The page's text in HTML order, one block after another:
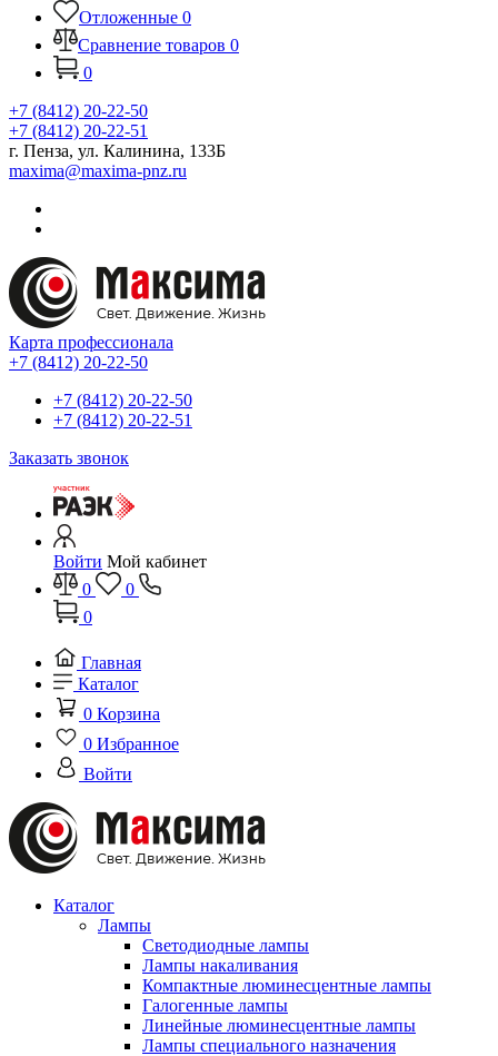
Отложенные 0
Сравнение товаров 0
0
+7 (8412) 20-22-50
+7 (8412) 20-22-51
г. Пенза, ул. Калинина, 133Б
maxima@maxima-pnz.ru
Карта профессионала
+7 (8412) 20-22-50
+7 (8412) 20-22-50
+7 (8412) 20-22-51
Заказать звонок
Войти Мой кабинет
0
0
0
Главная
Каталог
0 Корзина
0 Избранное
Войти
Каталог
Лампы
Светодиодные лампы
Лампы накаливания
Компактные люминесцентные лампы
Галогенные лампы
Линейные люминесцентные лампы
Лампы специального назначения